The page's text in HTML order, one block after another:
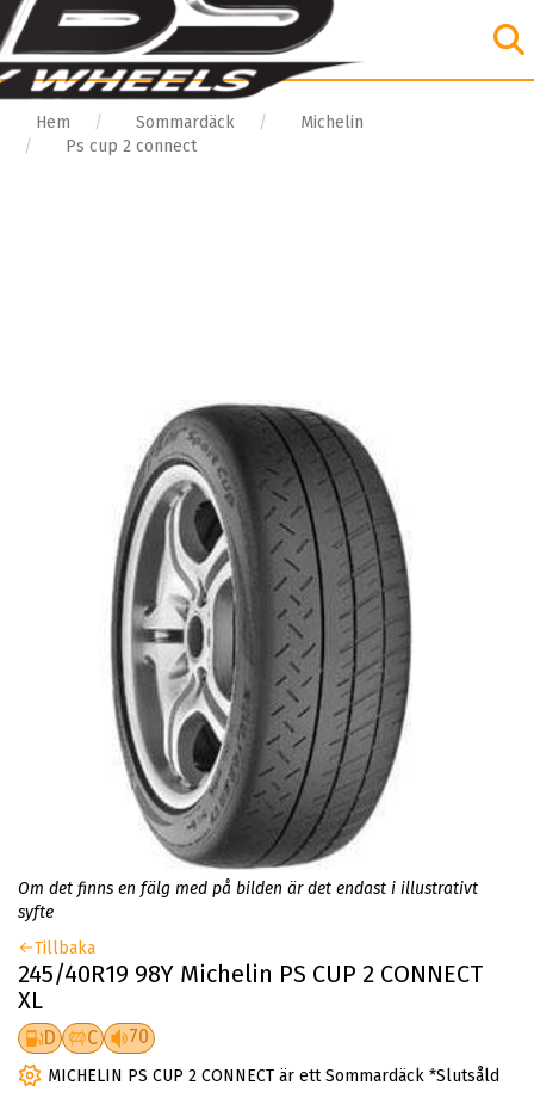
Hem Sommardäck
Michelin
Ps cup 2 connect
Om det finns en fälg med på bilden är det endast i illustrativt
syfte
Tillbaka
245/40R19 98Y Michelin PS CUP 2 CONNECT
XL
D C 70
MICHELIN PS CUP 2 CONNECT är ett Sommardäck *Slutsåld